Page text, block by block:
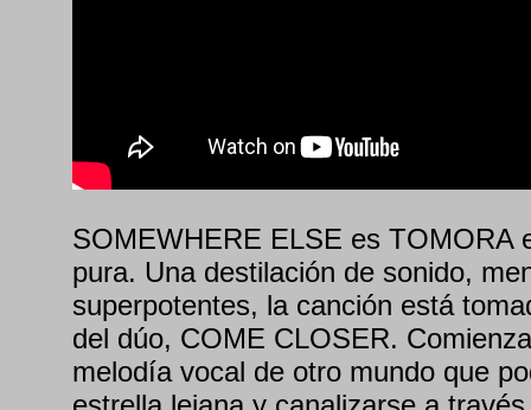
SOMEWHERE ELSE es TOMORA
pura. Una destilación de sonido,
superpotentes, la canción está
del dúo, COME CLOSER.
melodía vocal de otro mundo que